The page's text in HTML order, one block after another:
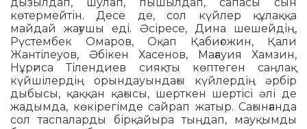
дызылдап, шулап, пышылдап, сапасы сын
көтермейтін. Десе де, сол күйлер құлаққа
майдай жағушы еді. Әсіресе, Дина шешейдің,
Рүстембек Омаров, Оқап Қабиғожин, Қали
Жантілеуов, Әбікен Хасенов, Мағауия Хамзин,
Нұрғиса Тілендиев сияқты көптеген саңлақ
күйшілердің орындауындағы күйлердің әрбір
дыбысы, қаққан қағысы, шерткен шертісі әлі де
жадымда, көкірегімде сайрап жатыр. Сағынғанда
сол таспаларды бірқайыра тыңдап, мауқымды